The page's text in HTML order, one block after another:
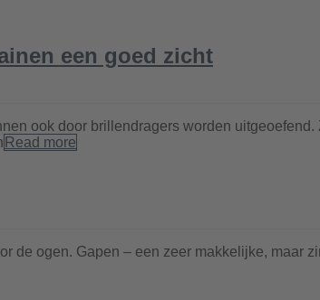
een goed zicht
ook door brillendragers worden
Read more
de ogen. Gapen – een zeer makkelijke, maar